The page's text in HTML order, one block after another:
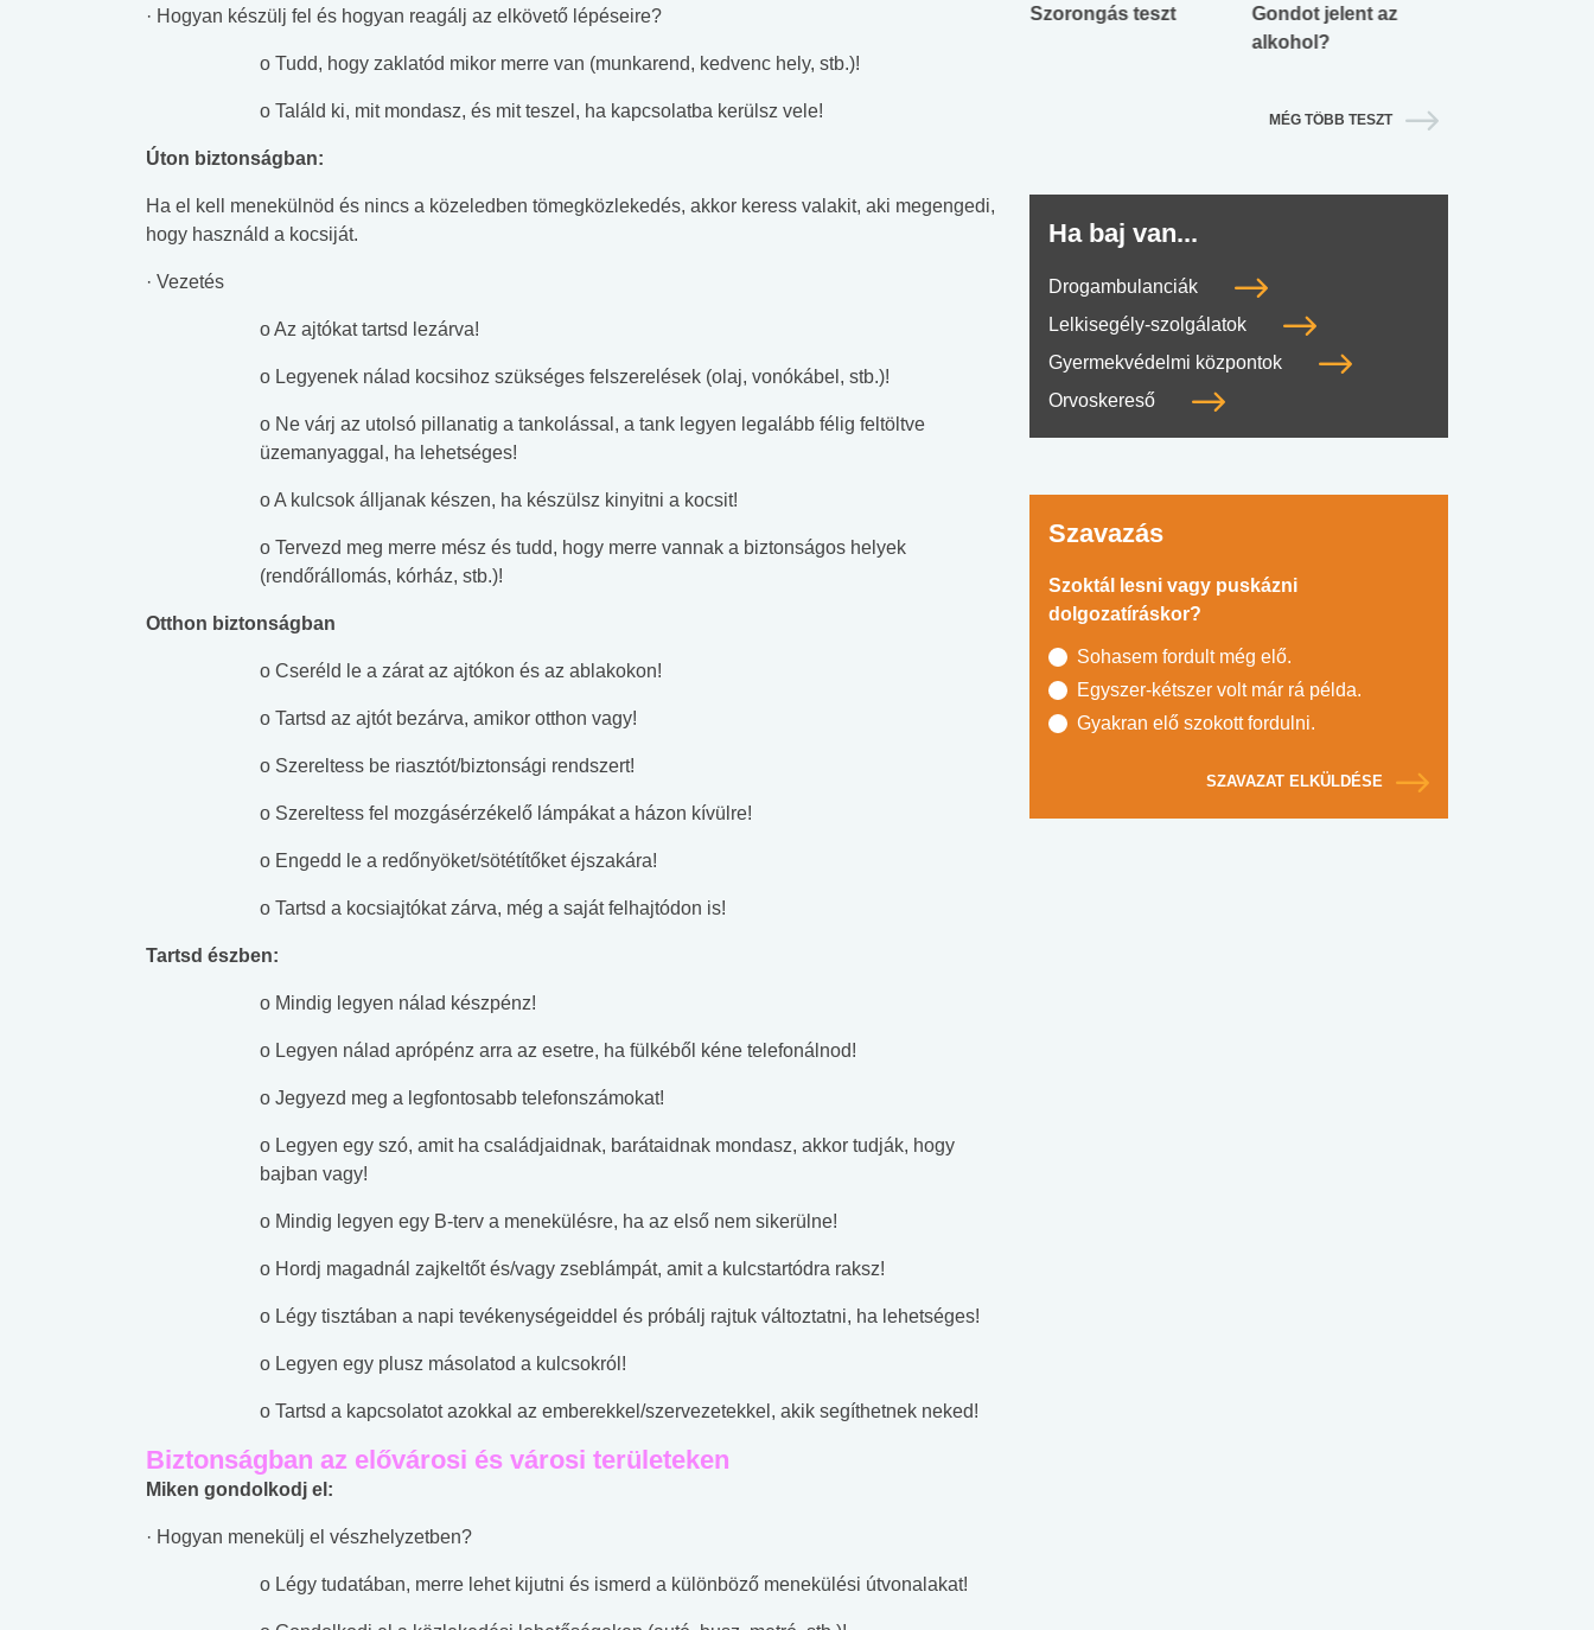
· Hogyan készülj fel és hogyan reagálj az elkövető lépéseire?
o Tudd, hogy zaklatód mikor merre van (munkarend, kedvenc hely, stb.)!
o Találd ki, mit mondasz, és mit teszel, ha kapcsolatba kerülsz vele!
Úton biztonságban:
Ha el kell menekülnöd és nincs a közeledben tömegközlekedés, akkor keress valakit, aki megengedi,
hogy használd a kocsiját.
· Vezetés
o Az ajtókat tartsd lezárva!
o Legyenek nálad kocsihoz szükséges felszerelések (olaj, vonókábel, stb.)!
o Ne várj az utolsó pillanatig a tankolással, a tank legyen legalább félig feltöltve
üzemanyaggal, ha lehetséges!
o A kulcsok álljanak készen, ha készülsz kinyitni a kocsit!
o Tervezd meg merre mész és tudd, hogy merre vannak a biztonságos helyek
(rendőrállomás, kórház, stb.)!
Otthon biztonságban
o Cseréld le a zárat az ajtókon és az ablakokon!
o Tartsd az ajtót bezárva, amikor otthon vagy!
o Szereltess be riasztót/biztonsági rendszert!
o Szereltess fel mozgásérzékelő lámpákat a házon kívülre!
o Engedd le a redőnyöket/sötétítőket éjszakára!
o Tartsd a kocsiajtókat zárva, még a saját felhajtódon is!
Tartsd észben:
o Mindig legyen nálad készpénz!
o Legyen nálad aprópénz arra az esetre, ha fülkéből kéne telefonálnod!
o Jegyezd meg a legfontosabb telefonszámokat!
o Legyen egy szó, amit ha családjaidnak, barátaidnak mondasz, akkor tudják, hogy
bajban vagy!
o Mindig legyen egy B-terv a menekülésre, ha az első nem sikerülne!
o Hordj magadnál zajkeltőt és/vagy zseblámpát, amit a kulcstartódra raksz!
o Légy tisztában a napi tevékenységeiddel és próbálj rajtuk változtatni, ha lehetséges!
o Legyen egy plusz másolatod a kulcsokról!
o Tartsd a kapcsolatot azokkal az emberekkel/szervezetekkel, akik segíthetnek neked!
Biztonságban az elővárosi és városi területeken
Miken gondolkodj el:
· Hogyan menekülj el vészhelyzetben?
o Légy tudatában, merre lehet kijutni és ismerd a különböző menekülési útvonalakat!
Mekkora az ökológiai
Elsősegély
Angol középfokú
No.42
Szorongás teszt
Gondot jelent az
alkohol?
MÉG TÖBB TESZT
Ha baj van...
Drogambulanciák
Lelkisegély-szolgálatok
Gyermekvédelmi központok
Orvoskereső
Szavazás
Szoktál lesni vagy puskázni
dolgozatíráskor?
Sohasem fordult még elő.
Egyszer-kétszer volt már rá példa.
Gyakran elő szokott fordulni.
SZAVAZAT ELKÜLDÉSE